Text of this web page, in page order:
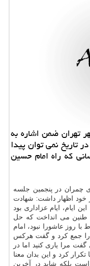
تهران ضمن اشاره به
تاریخ نمی توان پیدا
که راه امام حسین
چمران در پنجمین جلسه
خود اظهار داشت: شهادت
ایام، ایام عزاداری بود
طنین می انداخت که حل
با روز عاشورا نبود، امام
جمع کرد و گفت هرکس
مرا یاری کنید اما در
کرد و این بدان معنا
بلکه شاید در آخرین